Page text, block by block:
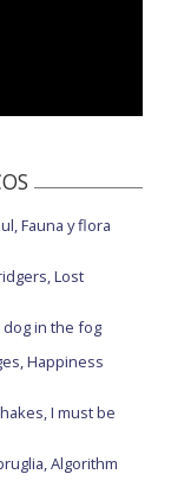
Fauna y flora
Lost
dog in the fog
Happiness
I must be
Algorithm